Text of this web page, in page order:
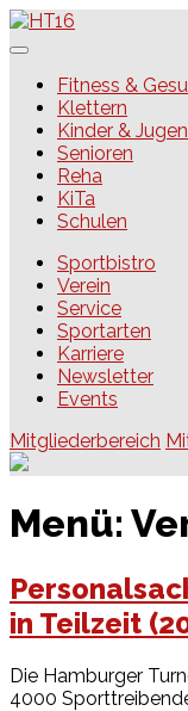
Skip
to
HT16Fitness &
Klettern
Kinder &
Senioren
Reha
KiTa
Schulen
Sportbistro
Verein
Service
Sportarten
Karriere
Newsletter
Events
Mitgliederbereich
Menü:
in Teilzeit
Die Hamburger
4000